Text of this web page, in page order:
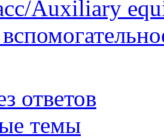
Auxiliary
ответов
темы